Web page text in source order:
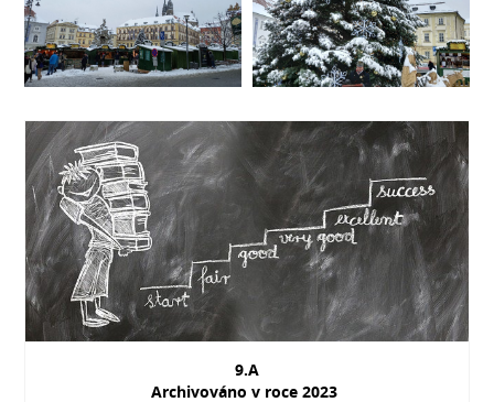
9.A
Archivováno v roce 2023